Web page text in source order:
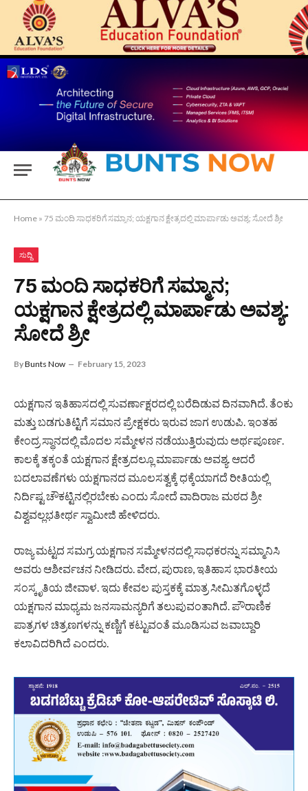
Home » 75 ಮಂದಿ ಸಾಧಕರಿಗೆ ಸಮ್ಮಾನ; ಯಕ್ಷಗಾನ ಕ್ಷೇತ್ರದಲ್ಲಿ ಮಾರ್ಪಾಡು ಅವಶ್ಯ: ಸೋದೆ ಶ್ರೀ
ಸುದ್ದಿ
75 ಮಂದಿ ಸಾಧಕರಿಗೆ ಸಮ್ಮಾನ;
ಯಕ್ಷಗಾನ ಕ್ಷೇತ್ರದಲ್ಲಿ ಮಾರ್ಪಾಡು ಅವಶ್ಯ:
ಸೋದೆ ಶ್ರೀ
ByBunts Now February 15, 2023
ಯಕ್ಷಗಾನ ಇತಿಹಾಸದಲ್ಲಿ ಸುವರ್ಣಾಕ್ಷರದಲ್ಲಿ ಬರೆದಿಡುವ ದಿನವಾಗಿದೆ. ತೆಂಕು
ಮತ್ತು ಬಡಗುತಿಟ್ಟಿಗೆ ಸಮಾನ ಪ್ರೇಕ್ಷಕರು ಇರುವ ಜಾಗ ಉಡುಪಿ. ಇಂತಹ
ಕೇಂದ್ರ ಸ್ಥಾನದಲ್ಲಿ ಮೊದಲ ಸಮ್ಮೇಳನ ನಡೆಯುತ್ತಿರುವುದು ಅರ್ಥಪೂರ್ಣ.
ಕಾಲಕ್ಕೆ ತಕ್ಕಂತೆ ಯಕ್ಷಗಾನ ಕ್ಷೇತ್ರದಲ್ಲೂ ಮಾರ್ಪಾಡು ಅವಶ್ಯ. ಆದರೆ
ಬದಲಾವಣೆಗಳು ಯಕ್ಷಗಾನದ ಮೂಲಸತ್ವಕ್ಕೆ ಧಕ್ಕೆಯಾಗದೆ ರೀತಿಯಲ್ಲಿ
ನಿರ್ದಿಷ್ಟ ಚೌಕಟ್ಟಿನಲ್ಲಿರಬೇಕು ಎಂದು ಸೋದೆ ವಾದಿರಾಜ ಮಠದ ಶ್ರೀ
ವಿಶ್ವವಲ್ಲಭತೀರ್ಥ ಸ್ವಾಮೀಜಿ ಹೇಳಿದರು.
ರಾಜ್ಯ ಮಟ್ಟದ ಸಮಗ್ರ ಯಕ್ಷಗಾನ ಸಮ್ಮೇಳನದಲ್ಲಿ ಸಾಧಕರನ್ನು ಸಮ್ಮಾನಿಸಿ
ಅವರು ಆಶೀರ್ವಚನ ನೀಡಿದರು. ವೇದ, ಪುರಾಣ, ಇತಿಹಾಸ ಭಾರತೀಯ
ಸಂಸ್ಕೃತಿಯ ಜೀವಾಳ. ಇದು ಕೇವಲ ಪುಸ್ತಕಕ್ಕೆ ಮಾತ್ರ ಸೀಮಿತಗೊಳ್ಳದೆ
ಯಕ್ಷಗಾನ ಮಾಧ್ಯಮ ಜನಸಾಮನ್ಯರಿಗೆ ತಲುಪುವಂತಾಗಿದೆ. ಪೌರಾಣಿಕ
ಪಾತ್ರಗಳ ಚಿತ್ರಣಗಳನ್ನು ಕಣ್ಣಿಗೆ ಕಟ್ಟುವಂತೆ ಮೂಡಿಸುವ ಜವಾಬ್ದಾರಿ
ಕಲಾವಿದರಿಗಿದೆ ಎಂದರು.